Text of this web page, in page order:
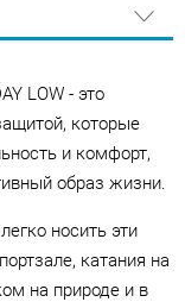
LOW - это
которые
и комфорт,
образ жизни.
носить эти
катания на
на природе и в